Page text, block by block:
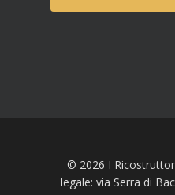
© 2026 I
legale: via Serra di